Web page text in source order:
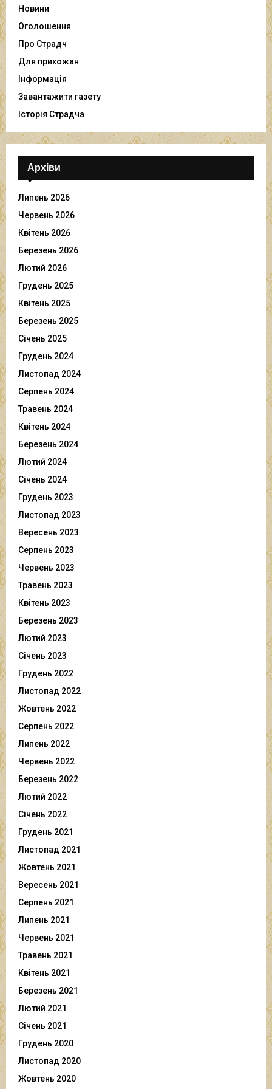
Новини
Оголошення
Про Страдч
Для прихожан
Інформація
Завантажити газету
Історія Страдча
Архіви
Липень 2026
Червень 2026
Квітень 2026
Березень 2026
Лютий 2026
Грудень 2025
Квітень 2025
Березень 2025
Січень 2025
Грудень 2024
Листопад 2024
Серпень 2024
Травень 2024
Квітень 2024
Березень 2024
Лютий 2024
Січень 2024
Грудень 2023
Листопад 2023
Вересень 2023
Серпень 2023
Червень 2023
Травень 2023
Квітень 2023
Березень 2023
Лютий 2023
Січень 2023
Грудень 2022
Листопад 2022
Жовтень 2022
Серпень 2022
Липень 2022
Червень 2022
Березень 2022
Лютий 2022
Січень 2022
Грудень 2021
Листопад 2021
Жовтень 2021
Вересень 2021
Серпень 2021
Липень 2021
Червень 2021
Травень 2021
Квітень 2021
Березень 2021
Лютий 2021
Січень 2021
Грудень 2020
Листопад 2020
Жовтень 2020